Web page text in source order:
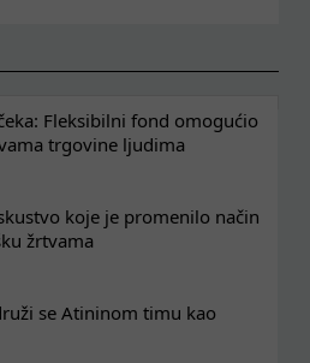
Fleksibilni fond omogućio
trgovine ljudima
koje je promenilo način
žrtvama
se Atininom timu kao